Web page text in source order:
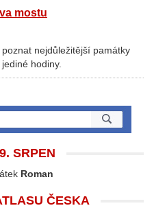
mostu
nejdůležitější památky
hodiny.
9. SRPEN
Roman
ČESKA